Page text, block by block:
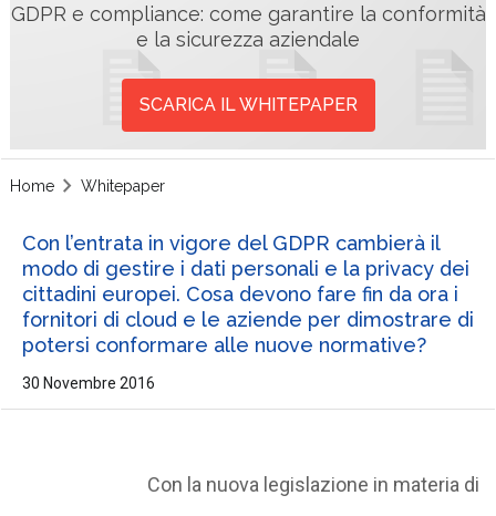
GDPR e compliance: come garantire la conformità
e la sicurezza aziendale
SCARICA IL WHITEPAPER
Home Whitepaper
Con l’entrata in vigore del GDPR cambierà il
modo di gestire i dati personali e la privacy dei
cittadini europei. Cosa devono fare fin da ora i
fornitori di cloud e le aziende per dimostrare di
potersi conformare alle nuove normative?
30 Novembre 2016
Con la nuova legislazione in materia di